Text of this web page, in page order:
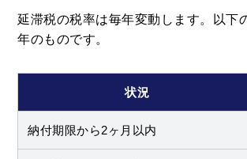
延滞税の税率は毎年変動します。以下
年のものです。
状況
納付期限から2ヶ月以内